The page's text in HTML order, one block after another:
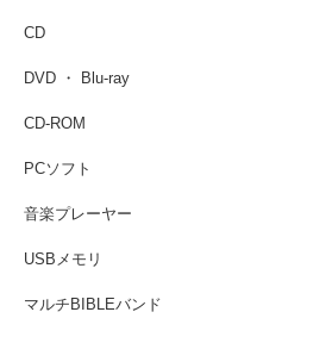
CD
DVD ・ Blu-ray
CD-ROM
PCソフト
音楽プレーヤー
USBメモリ
マルチBIBLEバンド